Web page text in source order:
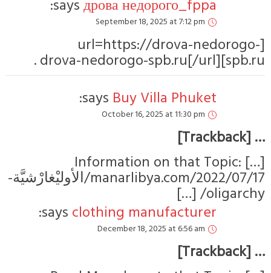
manarlibya.com/2022/07/17/الأوليْغارْشيَّة-